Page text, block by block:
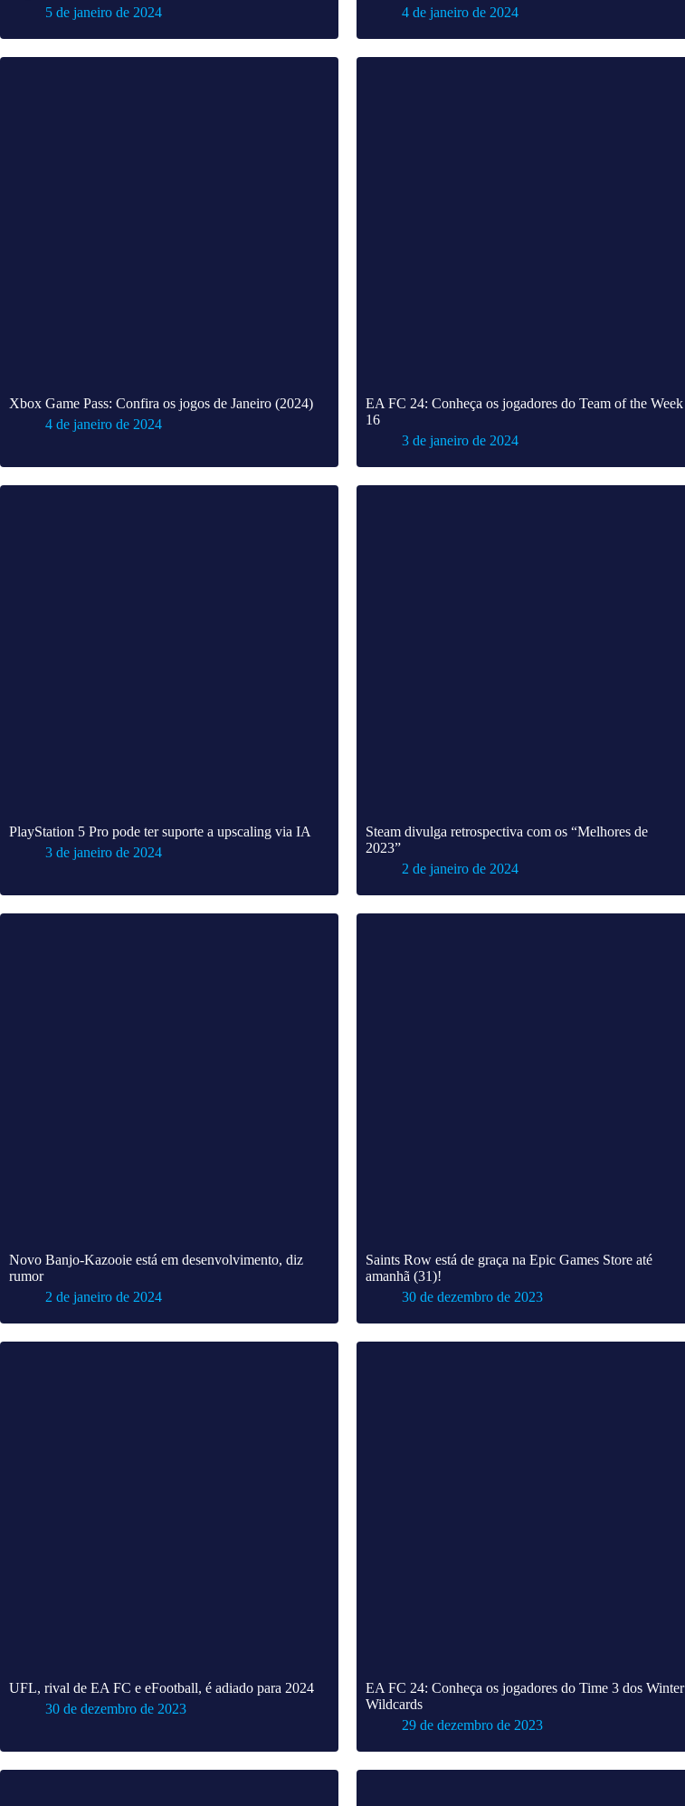
5 de janeiro de 2024
4 de janeiro de 2024
Xbox Game Pass: Confira os jogos de Janeiro (2024)
4 de janeiro de 2024
EA FC 24: Conheça os jogadores do Team of the Week
16
3 de janeiro de 2024
PlayStation 5 Pro pode ter suporte a upscaling via IA
3 de janeiro de 2024
Steam divulga retrospectiva com os “Melhores de
2023”
2 de janeiro de 2024
Novo Banjo-Kazooie está em desenvolvimento, diz
rumor
2 de janeiro de 2024
Saints Row está de graça na Epic Games Store até
amanhã (31)!
30 de dezembro de 2023
UFL, rival de EA FC e eFootball, é adiado para 2024
30 de dezembro de 2023
EA FC 24: Conheça os jogadores do Time 3 dos Winter
Wildcards
29 de dezembro de 2023